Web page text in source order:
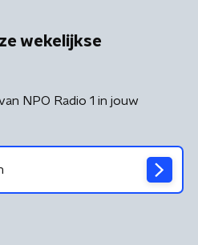
wekelijkse
NPO Radio 1 in jouw